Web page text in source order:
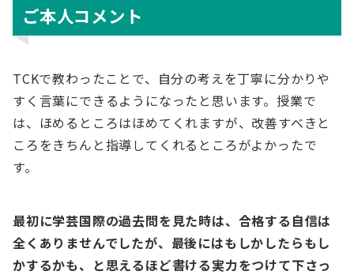
ご本人コメント
TCKで教わったことで、自分の考えを丁寧に分かりや
すく言葉にできるようになったと思います。授業で
は、ほめるところはほめてくれますが、改善すべきと
ころをきちんと指導してくれるところがよかったで
す。
最初に学芸国際の過去問を見た時は、合格する自信は
全くありませんでしたが、最後にはもしかしたらもし
かするかも、と思えるほど書ける実力をつけて下さっ